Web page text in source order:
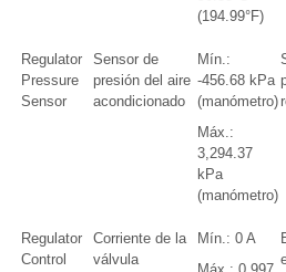
(194.99°F)
Regulator
Pressure
Sensor
Sensor de
presión del aire
acondicionado
Mín.:
-456.68 kPa
(manómetro)
Máx.:
3,294.37
kPa
(manómetro)
Regulator
Control
Corriente de la
válvula
Mín.: 0 A